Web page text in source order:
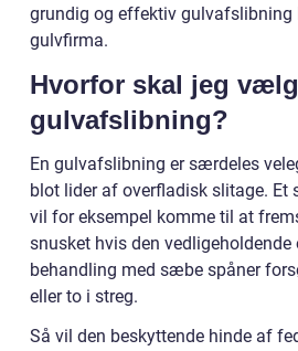
grundig og effektiv gulvafslibning
gulvfirma.
Hvorfor skal jeg
gulvafslibning?
En gulvafslibning er særdeles
blot lider af overfladisk slitage.
vil for eksempel komme til at
snusket hvis den vedligeholdende
behandling med sæbe spåner
eller to i streg.
Så vil den beskyttende hinde af